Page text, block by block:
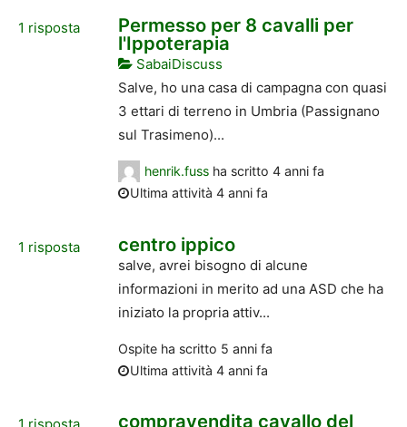
1 risposta
Permesso per 8 cavalli per
l'Ippoterapia
SabaiDiscuss
Salve, ho una casa di campagna con quasi
3 ettari di terreno in Umbria (Passignano
sul Trasimeno)...
henrik.fussha scritto 4 anni fa
Ultima attività 4 anni fa
1 risposta centro ippico
salve, avrei bisogno di alcune
informazioni in merito ad una ASD che ha
iniziato la propria attiv...
Ospiteha scritto 5 anni fa
Ultima attività 4 anni fa
compravendita cavallo del